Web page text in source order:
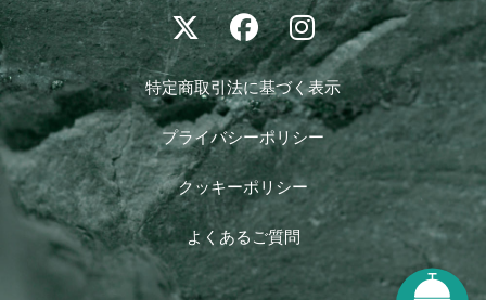
特定商取引法に基づく表示
プライバシーポリシー
クッキーポリシー
よくあるご質問